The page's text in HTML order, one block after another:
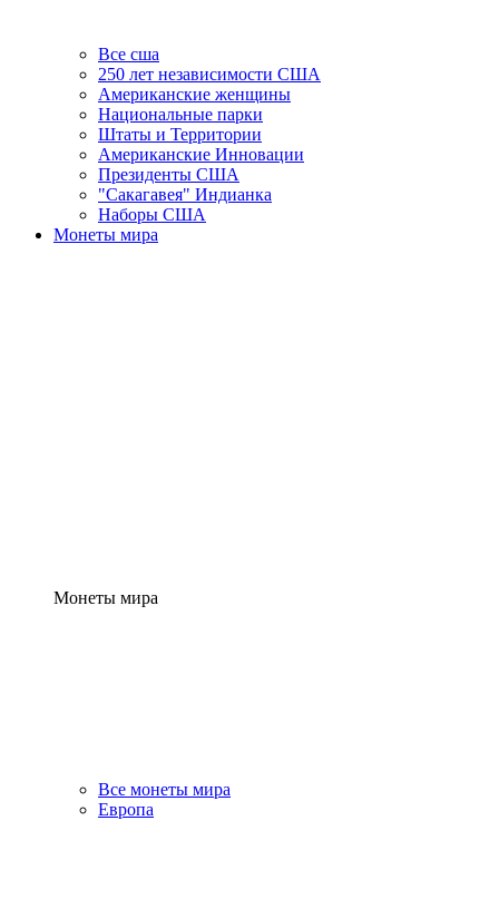
Все сша
250 лет независимости США
Американские женщины
Национальные парки
Штаты и Территории
Американские Инновации
Президенты США
"Сакагавея" Индианка
Наборы США
Монеты мира
Монеты мира
Все монеты мира
Европа